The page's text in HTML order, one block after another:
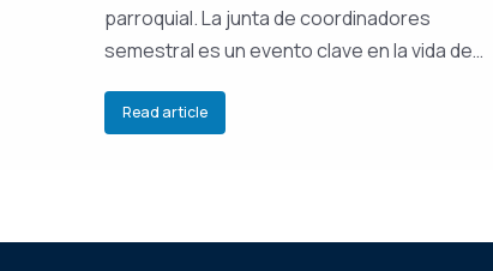
parroquial. La junta de coordinadores
semestral es un evento clave en la vida de…
Read article